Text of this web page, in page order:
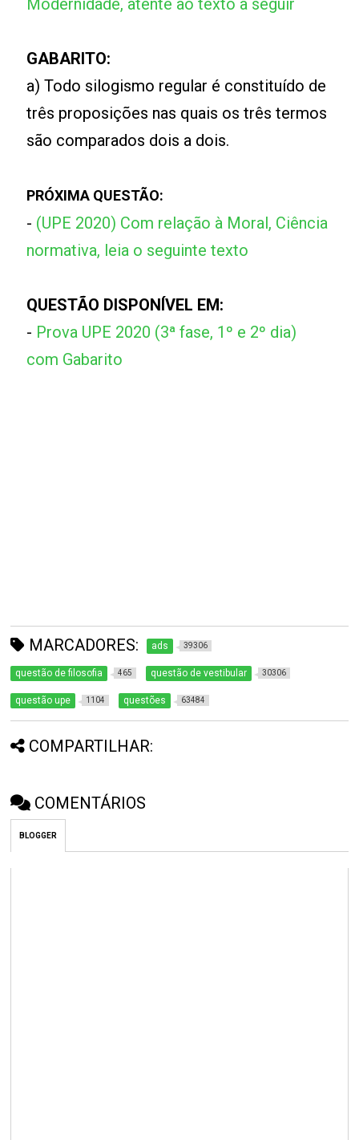
Modernidade, atente ao texto a seguir
GABARITO:
a) Todo silogismo regular é constituído de
três proposições nas quais os três termos
são comparados dois a dois.
PRÓXIMA QUESTÃO:
- (UPE 2020) Com relação à Moral, Ciência
normativa, leia o seguinte texto
QUESTÃO DISPONÍVEL EM:
- Prova UPE 2020 (3ª fase, 1º e 2º dia)
com Gabarito
MARCADORES: ads 39306
questão de filosofia 465 questão de vestibular 30306
questão upe 1104 questões 63484
COMPARTILHAR:
COMENTÁRIOS
BLOGGER